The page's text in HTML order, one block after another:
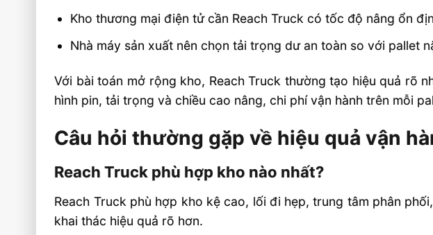
Kho thương mại điện tử cần Reach Truck có tốc độ nâng ổn
Nhà máy sản xuất nên chọn tải trọng dư an toàn so với pallet
Với bài toán mở rộng kho, Reach Truck thường tạo hiệu quả rõ
hình pin, tải trọng và chiều cao nâng, chi phí vận hành trên mỗi
Câu hỏi thường gặp về hiệu quả vận
Reach Truck phù hợp kho nào nhất?
Reach Truck phù hợp kho kệ cao, lối đi hẹp, trung tâm phân
khai thác hiệu quả rõ hơn.